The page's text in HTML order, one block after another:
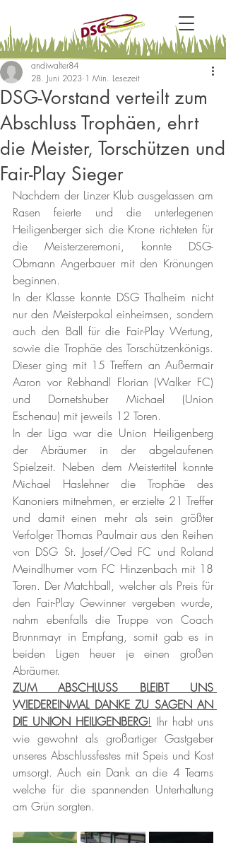
DSG-Vorstand verteilt zum
Abschluss Trophäen, ehrt
die Meister, Torschützen und
Fair-Play Sieger
andiwalter84
28. Juni 2023 1 Min. Lesezeit
Nachdem der Linzer Klub ausgelassen am
Rasen feierte und die unterlegenen
Heiligenberger sich die Krone richteten für
die Meisterzeremoni, konnte DSG-
Obmann Angerbauer mit den Krönungen
beginnen.
In der Klasse konnte DSG Thalheim nicht
nur den Meisterpokal einheimsen, sondern
auch den Ball für die Fair-Play Wertung,
sowie die Trophäe des Torschützenkönigs.
Dieser ging mit 15 Treffern an Außermair
Aaron vor Rebhandl Florian (Walker FC)
und Dornetshuber Michael (Union
Eschenau) mit jeweils 12 Toren.
In der Liga war die Union Heiligenberg
der Abräumer in der abgelaufenen
Spielzeit. Neben dem Meistertitel konnte
Michael Haslehner die Trophäe des
Kanoniers mitnehmen, er erzielte 21 Treffer
und damit einen mehr als sein größter
Verfolger Thomas Paulmair aus den Reihen
von DSG St. Josef/Oed FC und Roland
Meindlhumer vom FC Hinzenbach mit 18
Toren. Der Matchball, welcher als Preis für
den Fair-Play Gewinner vergeben wurde,
nahm ebenfalls die Truppe von Coach
Brunnmayr in Empfang, somit gab es in
beiden Ligen heuer je einen großen
Abräumer.
ZUM ABSCHLUSS BLEIBT UNS
WIEDEREINMAL DANKE ZU SAGEN AN
DIE UNION HEILIGENBERG! Ihr habt uns
wie gewohnt als großartiger Gastgeber
unseres Abschlussfestes mit Speis und Kost
umsorgt. Auch ein Dank an die 4 Teams
welche für die spannenden Unterhaltung
am Grün sorgten.